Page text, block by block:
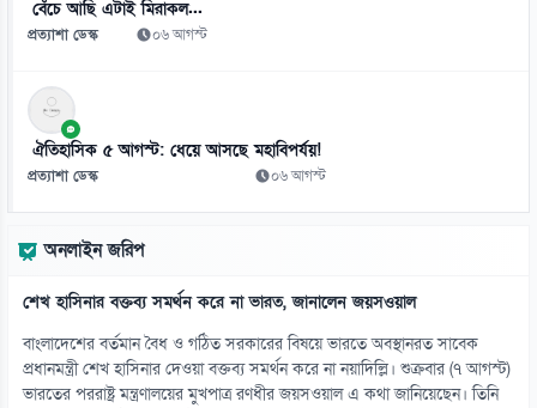
বেঁচে আছি এটাই মিরাকল...
প্রত্যাশা ডেস্ক ০৬ আগস্ট
ঐতিহাসিক ৫ আগস্ট: ধেয়ে আসছে মহাবিপর্যয়!
প্রত্যাশা ডেস্ক ০৬ আগস্ট
অনলাইন জরিপ
শেখ হাসিনার বক্তব্য সমর্থন করে না ভারত, জানালেন জয়সওয়াল
বাংলাদেশের বর্তমান বৈধ ও গঠিত সরকারের বিষয়ে ভারতে অবস্থানরত সাবেক
প্রধানমন্ত্রী শেখ হাসিনার দেওয়া বক্তব্য সমর্থন করে না নয়াদিল্লি। শুক্রবার (৭ আগস্ট)
ভারতের পররাষ্ট্র মন্ত্রণালয়ের মুখপাত্র রণধীর জয়সওয়াল এ কথা জানিয়েছেন। তিনি